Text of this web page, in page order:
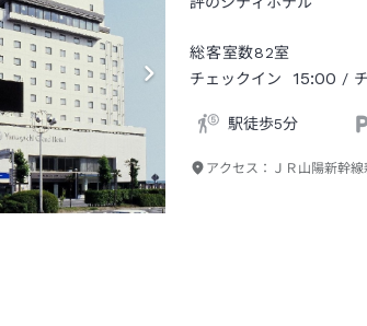
総客室数82室
チェックイン
15:00 /
駅徒歩5分
アクセス： ＪＲ山陽新幹